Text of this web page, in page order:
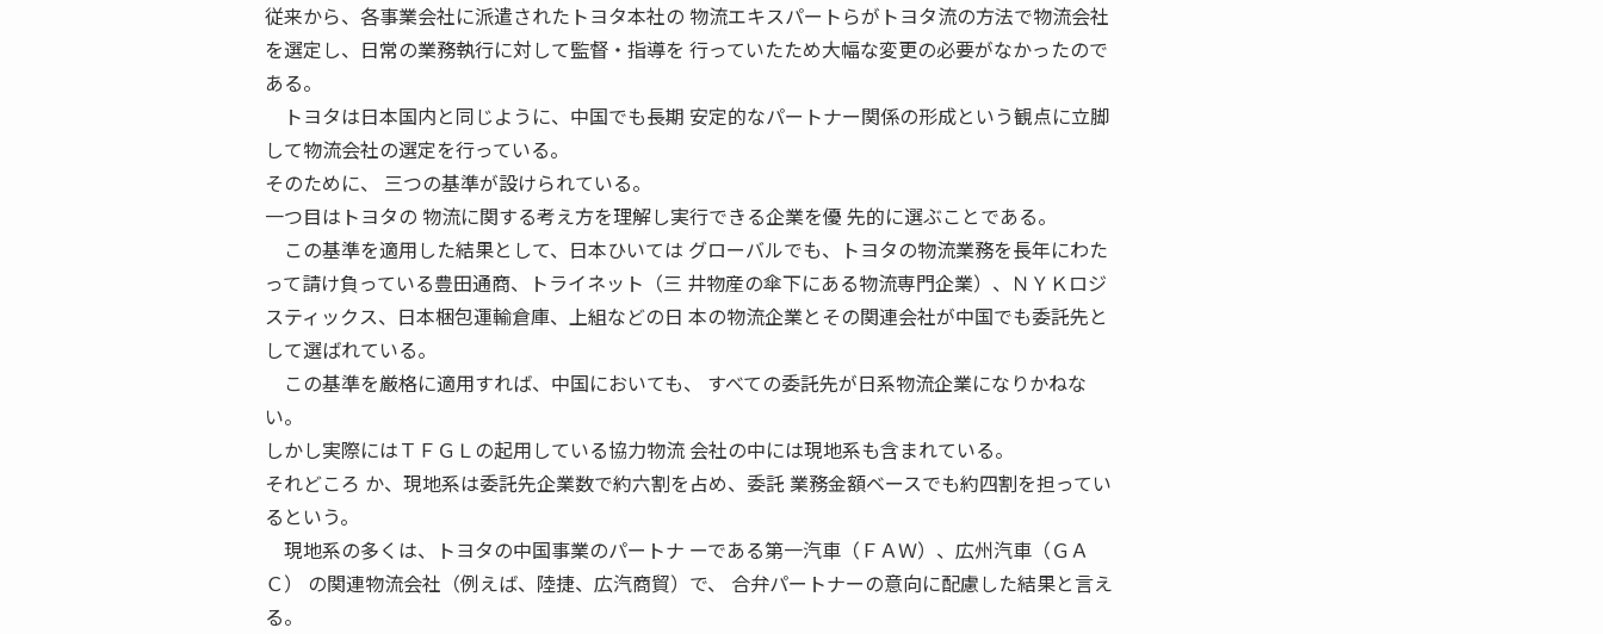
従来から、各事業会社に派遣されたトヨタ本社の 物流エキスパートらがトヨタ流の方法で物流会社
を選定し、日常の業務執行に対して監督・指導を 行っていたため大幅な変更の必要がなかったので
ある。
トヨタは日本国内と同じように、中国でも長期 安定的なパートナー関係の形成という観点に立脚
して物流会社の選定を行っている。
そのために、 三つの基準が設けられている。
一つ目はトヨタの 物流に関する考え方を理解し実行できる企業を優 先的に選ぶことである。
この基準を適用した結果として、日本ひいては グローバルでも、トヨタの物流業務を長年にわた
って請け負っている豊田通商、トライネット（三 井物産の傘下にある物流専門企業）、ＮＹＫロジ
スティックス、日本梱包運輸倉庫、上組などの日 本の物流企業とその関連会社が中国でも委託先と
して選ばれている。
この基準を厳格に適用すれば、中国においても、 すべての委託先が日系物流企業になりかねな
い。
しかし実際にはＴＦＧＬの起用している協力物流 会社の中には現地系も含まれている。
それどころ か、現地系は委託先企業数で約六割を占め、委託 業務金額ベースでも約四割を担ってい
るという。
現地系の多くは、トヨタの中国事業のパートナ ーである第一汽車（ＦＡＷ）、広州汽車（ＧＡ
Ｃ） の関連物流会社（例えば、陸捷、広汽商貿）で、 合弁パートナーの意向に配慮した結果と言え
る。